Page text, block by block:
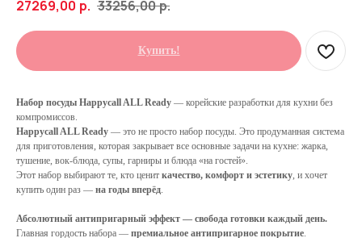
27269,00 р. 33256,00р.
Купить!
Набор посуды Happycall ALL Ready — корейские разработки для кухни без
компромиссов.
Happycall ALL Ready — это не просто набор посуды. Это продуманная система
для приготовления, которая закрывает все основные задачи на кухне: жарка,
тушение, вок-блюда, супы, гарниры и блюда «на гостей».
Этот набор выбирают те, кто ценит качество, комфорт и эстетику, и хочет
купить один раз — на годы вперёд.
Абсолютный антипригарный эффект — свобода готовки каждый день.
Главная гордость набора — премиальное антипригарное покрытие.